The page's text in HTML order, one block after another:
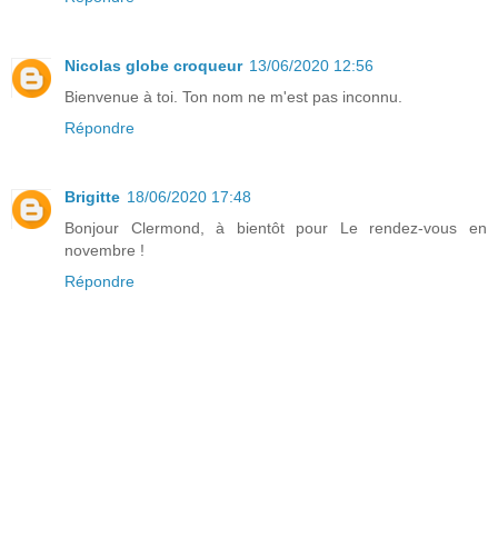
Nicolas globe croqueur 13/06/2020 12:56
Bienvenue à toi. Ton nom ne m'est pas inconnu.
Répondre
Brigitte 18/06/2020 17:48
Bonjour Clermond, à bientôt pour Le rendez-vous en
novembre !
Répondre